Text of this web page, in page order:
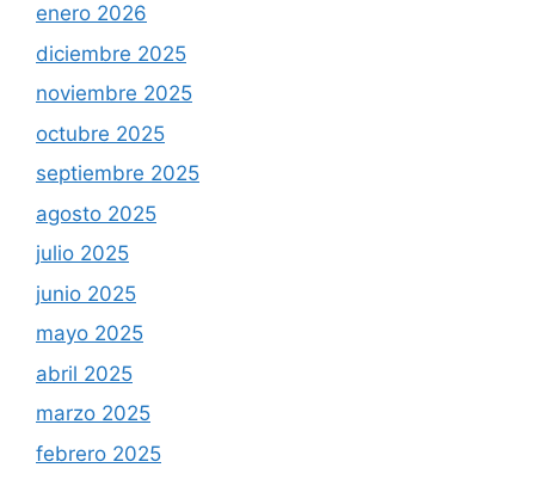
enero 2026
diciembre 2025
noviembre 2025
octubre 2025
septiembre 2025
agosto 2025
julio 2025
junio 2025
mayo 2025
abril 2025
marzo 2025
febrero 2025